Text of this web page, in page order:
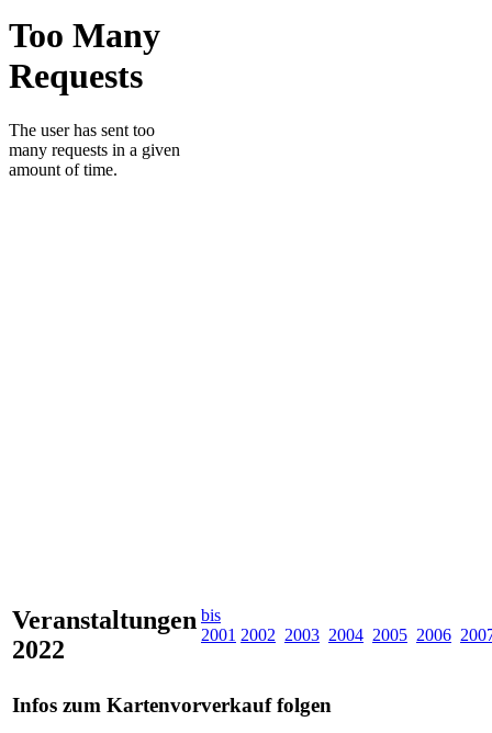
Veranstaltungen
2022
bis
2001 2002 2003 2004 2005 2006
Infos zum Kartenvorverkauf folgen